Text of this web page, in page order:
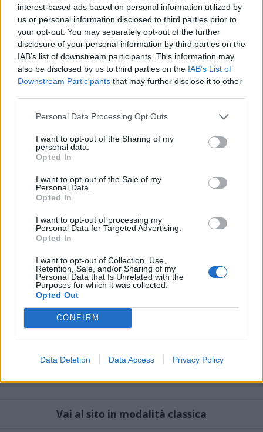
interest-based ads based on personal information utilized by
us or personal information disclosed to third parties prior to
your opt-out. You may separately opt-out of the further
disclosure of your personal information by third parties on the
IAB’s list of downstream participants. This information may
also be disclosed by us to third parties on the IAB’s List of
Downstream Participants that may further disclose it to other
Personal Data Processing Opt Outs
I want to opt-out of the Sharing of my
personal data.
Opted In
I want to opt-out of the Sale of my
Personal Data.
Opted In
I want to opt-out of processing my
Personal Data for Targeted Advertising.
Opted In
I want to opt-out of Collection, Use,
Retention, Sale, and/or Sharing of my
Personal Data that Is Unrelated with the
Purposes for which it was collected.
Opted Out
CONFIRM
Data Deletion Data Access Privacy Policy
Commenti
Accedioregistratiper commentare questo
L'email è richiesta ma non verrà mostrata ai visitatori. Il contenuto di questo
commento esprime il pensiero dell'autore e non rappresenta la linea editoriale
di VareseNews.it, che rimane autonoma e indipendente. I messaggi inclusi nei
possono essere automaticamente pubblicati senza filtro preventivo. I commenti
che includano uno o più link a siti esterni verranno rimossi in automatico dal
Vai al sito in modalità classica